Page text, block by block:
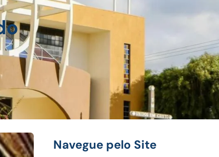
Navegue pelo Site